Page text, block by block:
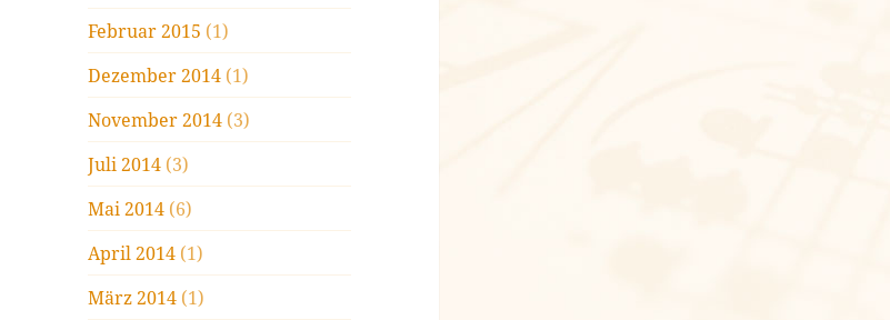
Februar 2015 (1)
Dezember 2014 (1)
November 2014 (3)
Juli 2014 (3)
Mai 2014 (6)
April 2014 (1)
März 2014 (1)